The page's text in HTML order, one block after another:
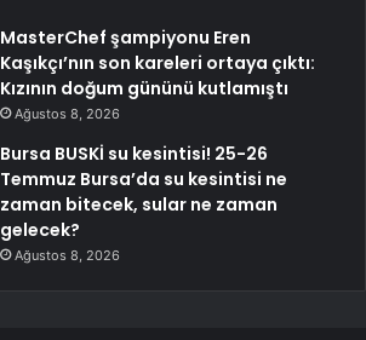
MasterChef şampiyonu Eren
Kaşıkçı’nın son kareleri ortaya çıktı:
Kızının doğum gününü kutlamıştı
Ağustos 8, 2026
Bursa BUSKİ su kesintisi! 25-26
Temmuz Bursa’da su kesintisi ne
zaman bitecek, sular ne zaman
gelecek?
Ağustos 8, 2026